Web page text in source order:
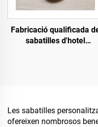
Fabricació qualificada
sabatilles d'hotel
Les sabatilles
ofereixen nombrosos